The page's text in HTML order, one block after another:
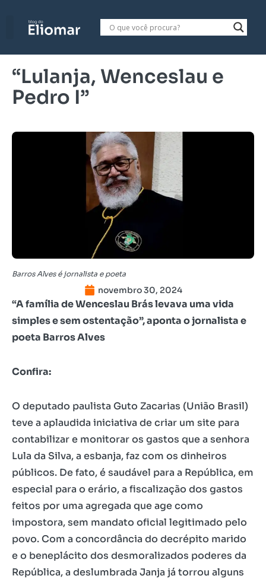
“Lulanja, Wenceslau e
Pedro I”
Barros Alves é jornalista e poeta
novembro 30, 2024
“A família de Wenceslau Brás levava uma vida
simples e sem ostentação”, aponta o jornalista e
poeta Barros Alves
Confira:
O deputado paulista Guto Zacarias (União Brasil)
teve a aplaudida iniciativa de criar um site para
contabilizar e monitorar os gastos que a senhora
Lula da Silva, a esbanja, faz com os dinheiros
públicos. De fato, é saudável para a República, em
especial para o erário, a fiscalização dos gastos
feitos por uma agregada que age como
impostora, sem mandato oficial legitimado pelo
povo. Com a concordância do decrépito marido
e o beneplácito dos desmoralizados poderes da
República, a deslumbrada Janja já torrou alguns